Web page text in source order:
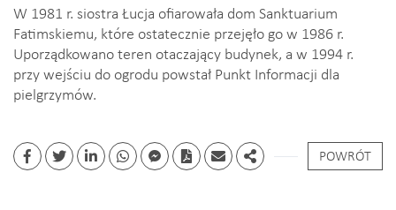
W 1981 r. siostra Łucja ofiarowała dom Sanktuarium
Fatimskiemu, które ostatecznie przejęło go w 1986 r.
Uporządkowano teren otaczający budynek, a w 1994 r.
przy wejściu do ogrodu powstał Punkt Informacji dla
pielgrzymów.
FacebookTwitterLinkedinwhatsappfacebook messenger
PDF EmailShare
POWRÓT